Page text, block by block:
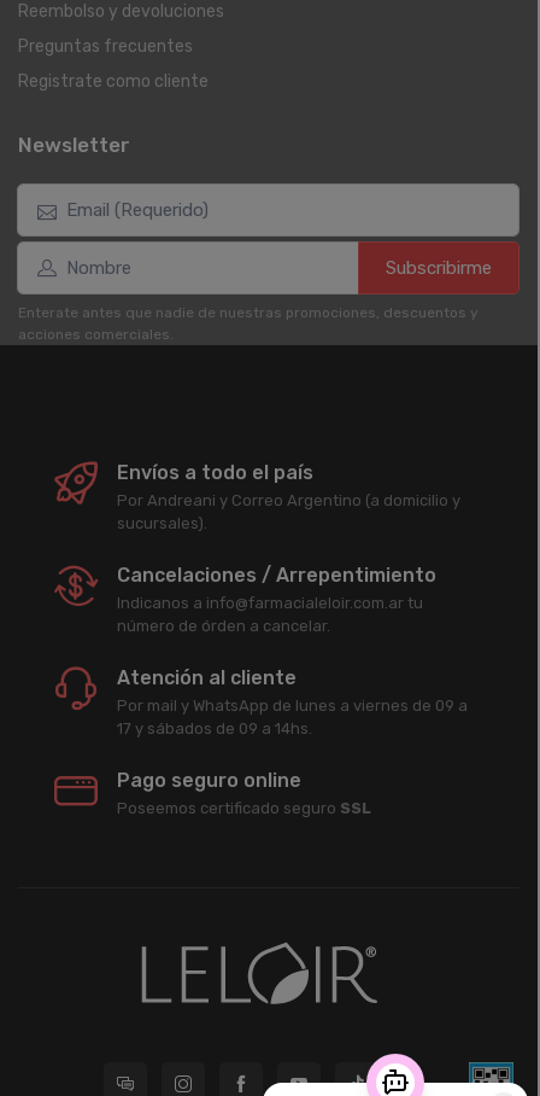
Reembolso y devoluciones
Preguntas frecuentes
Registrate como cliente
Newsletter
Subscribirme
Enterate antes que nadie de nuestras promociones, descuentos y
acciones comerciales.
Envíos a todo el país
Por Andreani y Correo Argentino (a domicilio y
sucursales).
Cancelaciones / Arrepentimiento
Indicanos a info@farmacialeloir.com.ar tu
número de órden a cancelar.
Atención al cliente
Por mail y WhatsApp de lunes a viernes de 09 a
17 y sábados de 09 a 14hs.
Pago seguro online
Poseemos certificado seguro SSL